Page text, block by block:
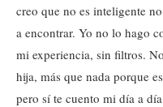
creo que no es inteligente
a encontrar. Yo no lo hago
mi experiencia, sin filtros.
hija, más que nada porque
pero sí te cuento mi día a